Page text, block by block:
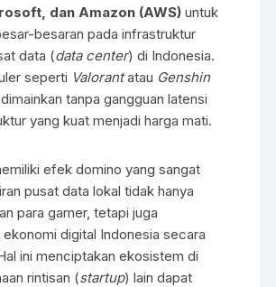
dan Amazon (AWS) untuk
besaran pada infrastruktur
data (data center) di Indonesia.
seperti Valorantatau Genshin
tanpa gangguan latensi
yang kuat menjadi harga mati.
efek domino yang sangat
pusat data lokal tidak hanya
para gamer, tetapi juga
digital Indonesia secara
ini menciptakan ekosistem di
rintisan (startup) lain dapat